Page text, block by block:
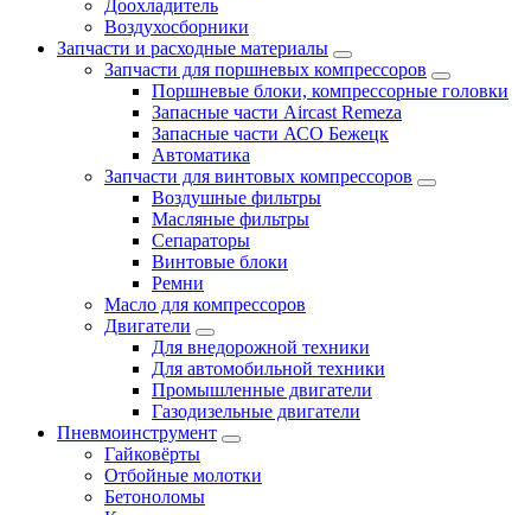
Доохладитель
Воздухосборники
Запчасти и расходные материалы
Запчасти для поршневых компрессоров
Поршневые блоки, компрессорные головки
Запасные части Aircast Remeza
Запасные части АСО Бежецк
Автоматика
Запчасти для винтовых компрессоров
Воздушные фильтры
Масляные фильтры
Сепараторы
Винтовые блоки
Ремни
Масло для компрессоров
Двигатели
Для внедорожной техники
Для автомобильной техники
Промышленные двигатели
Газодизельные двигатели
Пневмоинструмент
Гайковёрты
Отбойные молотки
Бетоноломы